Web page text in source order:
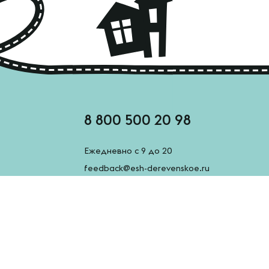
8 800 500 20 98
Ежедневно с 9 до 20
feedback@esh-derevenskoe.ru